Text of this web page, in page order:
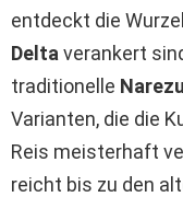
entdeckt die
Delta verankert
traditionelle
Varianten, die die
Reis meisterhaft
reicht bis zu den